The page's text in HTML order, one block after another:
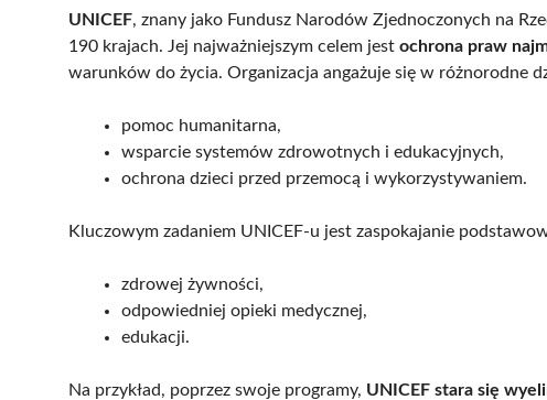
UNICEF, znany jako Fundusz Narodów Zjednoczonych na
190 krajach. Jej najważniejszym celem jest ochrona praw
warunków do życia. Organizacja angażuje się w różnorodne
pomoc humanitarna,
wsparcie systemów zdrowotnych i edukacyjnych,
ochrona dzieci przed przemocą i wykorzystywaniem.
Kluczowym zadaniem UNICEF-u jest zaspokajanie
zdrowej żywności,
odpowiedniej opieki medycznej,
edukacji.
Na przykład, poprzez swoje programy, UNICEF stara się